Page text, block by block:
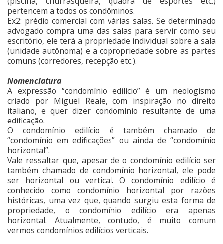
pertencem a todos os condôminos.
Ex2: prédio comercial com várias salas. Se determinado
advogado compra uma das salas para servir como seu
escritório, ele terá a propriedade individual sobre a sala
(unidade autônoma) e a copropriedade sobre as partes
comuns (corredores, recepção etc.).
Nomenclatura
A expressão “condomínio edilício” é um neologismo
criado por Miguel Reale, com inspiração no direito
italiano, e quer dizer condomínio resultante de uma
edificação.
O condomínio edilício é também chamado de
“condomínio em edificações” ou ainda de “condomínio
horizontal”.
Vale ressaltar que, apesar de o condomínio edilício ser
também chamado de condomínio horizontal, ele pode
ser horizontal ou vertical. O condomínio edilício é
conhecido como condomínio horizontal por razões
históricas, uma vez que, quando surgiu esta forma de
propriedade, o condomínio edilício era apenas
horizontal. Atualmente, contudo, é muito comum
vermos condomínios edilícios verticais.